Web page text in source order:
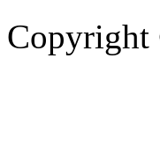
Copyright